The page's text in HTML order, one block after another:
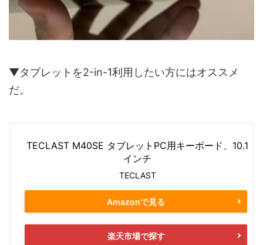
▼タブレットを2-in-1利用したい方にはオススメ
だ。
TECLAST M40SE タブレットPC用キーボード、10.1
インチ
TECLAST
Amazonで見る
楽天市場で探す